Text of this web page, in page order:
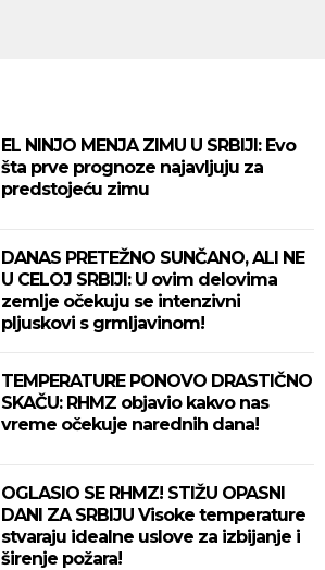
EL NINJO MENJA ZIMU U SRBIJI: Evo
šta prve prognoze najavljuju za
predstojeću zimu
DANAS PRETEŽNO SUNČANO, ALI NE
U CELOJ SRBIJI: U ovim delovima
zemlje očekuju se intenzivni
pljuskovi s grmljavinom!
TEMPERATURE PONOVO DRASTIČNO
SKAČU: RHMZ objavio kakvo nas
vreme očekuje narednih dana!
OGLASIO SE RHMZ! STIŽU OPASNI
DANI ZA SRBIJU Visoke temperature
stvaraju idealne uslove za izbijanje i
širenje požara!